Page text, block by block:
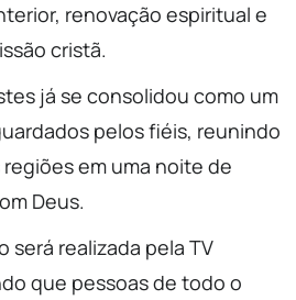
renovação espiritual e
cristã.
já se consolidou como um
pelos fiéis, reunindo
em uma noite de
Deus.
será realizada pela TV
que pessoas de todo o